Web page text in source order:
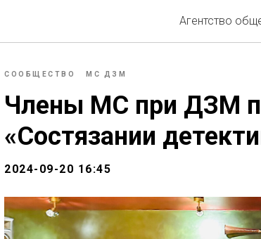
Агентство
СООБЩЕСТВО МС ДЗМ
Члены МС при ДЗМ
«Состязании
2024-09-20 16:45